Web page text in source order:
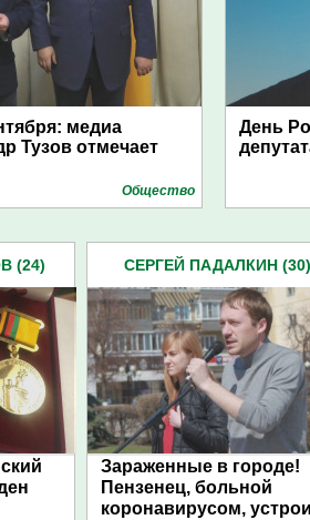
медиа
Тузов отмечает
Общество
День
(24) СЕРГЕЙ ПАДАЛКИН (30)
Зараженные в городе!
Пензенец, больной
коронавирусом,